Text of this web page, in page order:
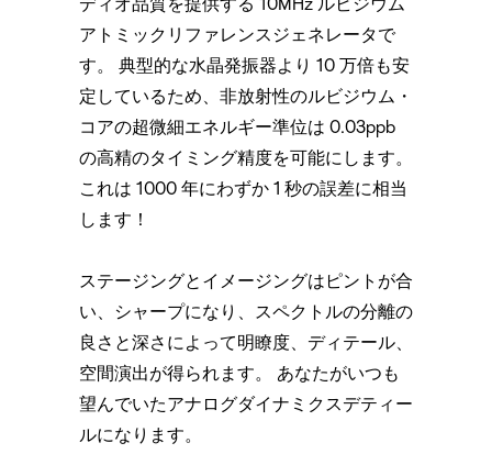
ディオ品質を提供する 10MHz ルビジウム
アトミックリファレンスジェネレータで
す。 典型的な水晶発振器より 10 万倍も安
定しているため、非放射性のルビジウム・
コアの超微細エネルギー準位は 0.03ppb
の高精のタイミング精度を可能にします。
これは 1000 年にわずか 1 秒の誤差に相当
します！
ステージングとイメージングはピントが合
い、シャープになり、スペクトルの分離の
良さと深さによって明瞭度、ディテール、
空間演出が得られます。 あなたがいつも
望んでいたアナログダイナミクスデティー
ルになります。